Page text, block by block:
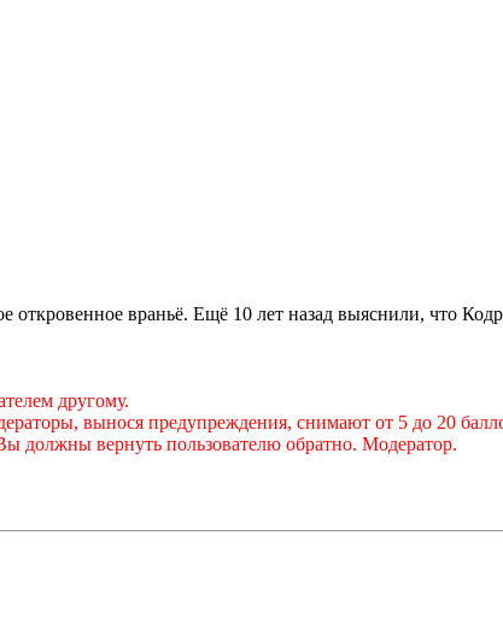
откровенное враньё. Ещё 10 лет назад выяснили, что
другому.
вынося предупреждения, снимают от 5 до 20
должны вернуть пользователю обратно. Модератор.